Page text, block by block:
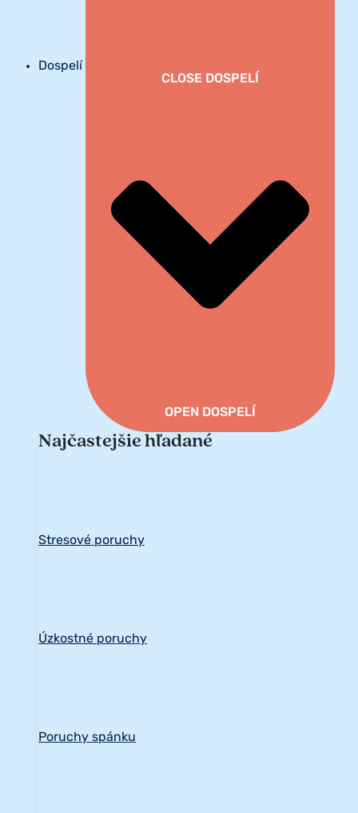
Dospelí
CLOSE DOSPELÍ
OPEN DOSPELÍ
Najčastejšie hľadané
Stresové poruchy
Úzkostné poruchy
Poruchy spánku